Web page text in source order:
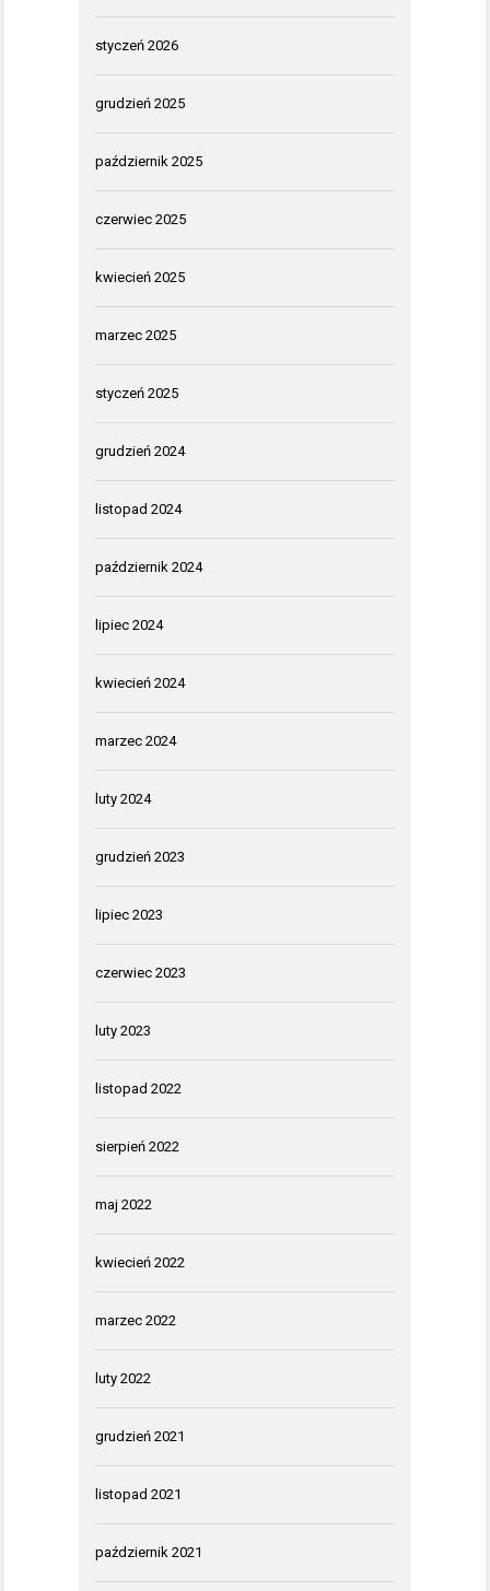
styczeń 2026
grudzień 2025
październik 2025
czerwiec 2025
kwiecień 2025
marzec 2025
styczeń 2025
grudzień 2024
listopad 2024
październik 2024
lipiec 2024
kwiecień 2024
marzec 2024
luty 2024
grudzień 2023
lipiec 2023
czerwiec 2023
luty 2023
listopad 2022
sierpień 2022
maj 2022
kwiecień 2022
marzec 2022
luty 2022
grudzień 2021
listopad 2021
październik 2021